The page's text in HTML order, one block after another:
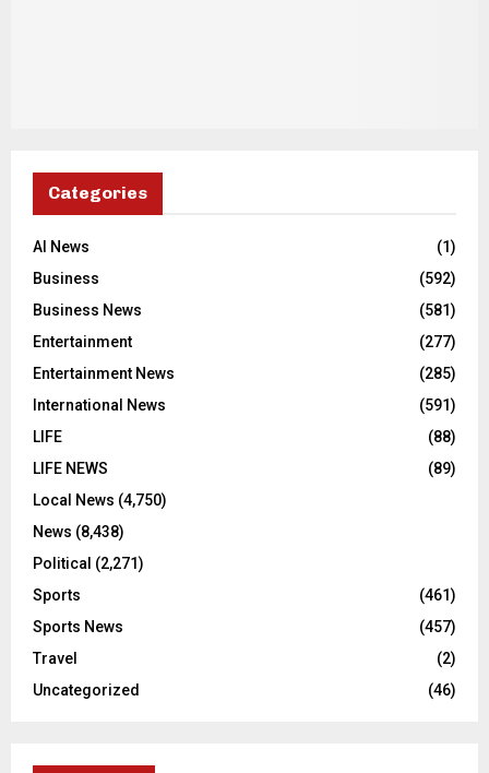
Categories
AI News
(1)
Business
(592)
Business News
(581)
Entertainment
(277)
Entertainment News
(285)
International News
(591)
LIFE
(88)
LIFE NEWS
(89)
Local News (4,750)
News (8,438)
Political (2,271)
Sports
(461)
Sports News
(457)
Travel
(2)
Uncategorized
(46)